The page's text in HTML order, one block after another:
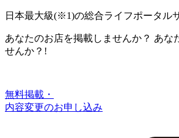
日本最大級(※1)の総合ライフポータル
あなたのお店を掲載しませんか？ あな
せんか？!
無料掲載・
内容変更のお申し込み